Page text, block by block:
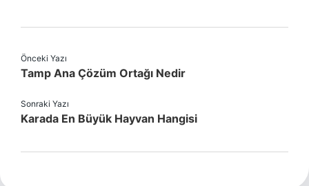
Önceki Yazı
Tamp Ana Çözüm Ortağı Nedir
Sonraki Yazı
Karada En Büyük Hayvan Hangisi